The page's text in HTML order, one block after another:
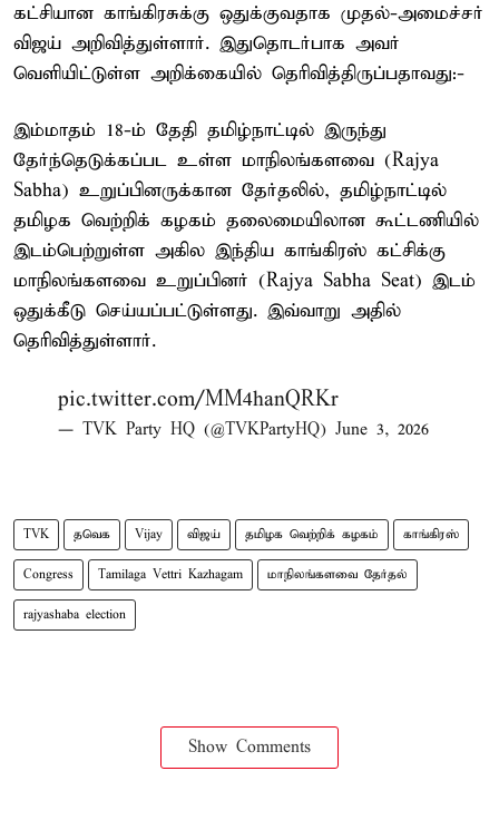
கட்சியான காங்கிரசுக்கு ஒதுக்குவதாக முதல்-அமைச்சர்
விஜய் அறிவித்துள்ளார். இதுதொடர்பாக அவர்
வெளியிட்டுள்ள அறிக்கையில் தெரிவித்திருப்பதாவது:-
இம்மாதம் 18-ம் தேதி தமிழ்நாட்டில் இருந்து
தேர்ந்தெடுக்கப்பட உள்ள மாநிலங்களவை (Rajya
Sabha) உறுப்பினருக்கான தேர்தலில், தமிழ்நாட்டில்
தமிழக வெற்றிக் கழகம் தலைமையிலான கூட்டணியில்
இடம்பெற்றுள்ள அகில இந்திய காங்கிரஸ் கட்சிக்கு
மாநிலங்களவை உறுப்பினர் (Rajya Sabha Seat) இடம்
ஒதுக்கீடு செய்யப்பட்டுள்ளது. இவ்வாறு அதில்
தெரிவித்துள்ளார்.
pic.twitter.com/MM4hanQRKr
— TVK Party HQ (@TVKPartyHQ) June 3, 2026
TVK தவெக Vijay விஜய் தமிழக வெற்றிக் கழகம் காங்கிரஸ்
Congress Tamilaga Vettri Kazhagam மாநிலங்களவை தேர்தல்
rajyashaba election
Show Comments